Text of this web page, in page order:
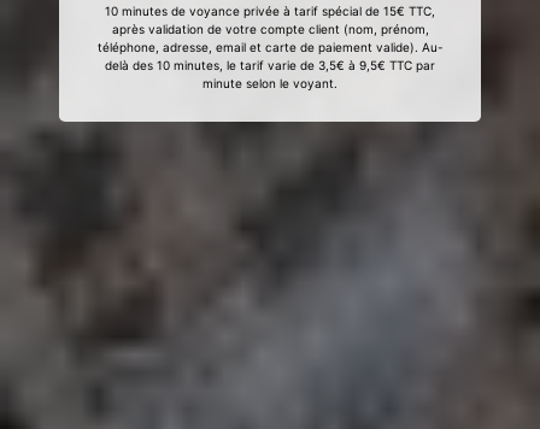
10 minutes de voyance privée à tarif spécial de 15€ TTC,
après validation de votre compte client (nom, prénom,
téléphone, adresse, email et carte de paiement valide). Au-
delà des 10 minutes, le tarif varie de 3,5€ à 9,5€ TTC par
minute selon le voyant.